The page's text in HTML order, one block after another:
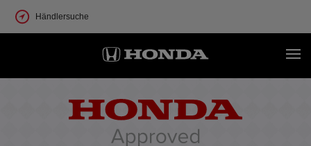
Händlersuche